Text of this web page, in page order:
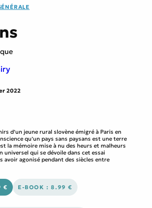
2022
d’un jeune rural slovène émigré à Paris en
qu’un pays sans paysans est une terre
la mémoire mise à nu des heurs et malheurs
universel qui se dévoile dans cet essai
avoir agonisé pendant des siècles entre
révolutions, il est désormais hors-sol, reclus
pour éviter que l’on meure tous de faim.
de la condition paysanne.
en 1947 à Paris, Ferdinand Thiry se revendique
€ E-BOOK : 8.99 €